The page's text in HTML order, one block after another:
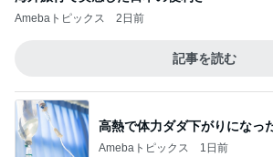
山荘∶ このところ色々と
なりました・お庭で お
北軽井沢［半住人生活］
2
妻に先立たれた老人ブログ